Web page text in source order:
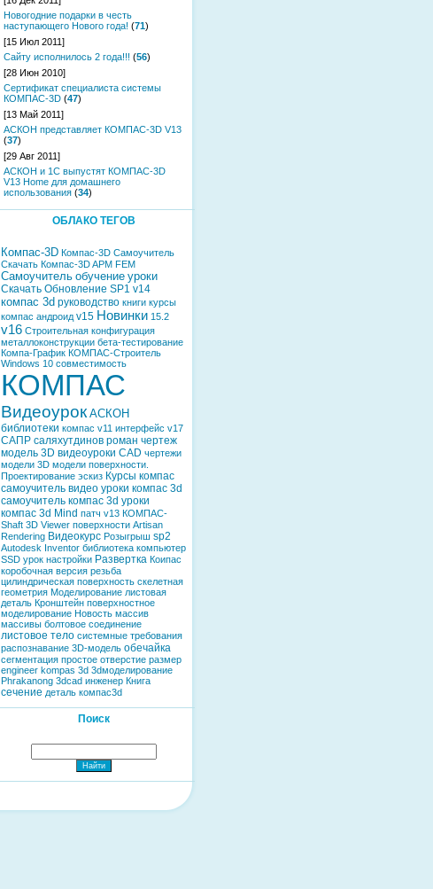
Новогодние подарки в честь
наступающего Нового года! (71)
[15 Июл 2011]
Сайту исполнилось 2 года!!! (56)
[28 Июн 2010]
Cертификат специалиста системы
КОМПАС-3D (47)
[13 Май 2011]
АСКОН представляет КОМПАС-3D V13
(37)
[29 Авг 2011]
АСКОН и 1С выпустят КОМПАС-3D
V13 Home для домашнего
использования (34)
ОБЛАКО ТЕГОВ
Компас-3D Компас-3D Самоучитель
Скачать Компас-3DAPM FEM
Самоучитель обучение уроки
Скачать Обновление SP1 v14
компас 3d руководство книги курсы
компас андроид v15 Новинки 15.2
v16 Строительная конфигурация
металлоконструкции бета-тестирование
Компа-График КОМПАС-Строитель
Windows 10 совместимость
КОМПАС
Видеоурок АСКОН
библиотеки компас v11 интерфейс v17
САПР саляхутдинов роман чертеж
модель 3D видеоуроки CAD чертежи
модели 3D модели поверхности.
Проектирование эскиз Курсы компас
самоучитель видео уроки компас 3d
самоучитель компас 3d уроки
компас 3d Mind патч v13 КОМПАС-
Shaft 3D Viewer поверхности Artisan
Rendering Видеокурс Розыгрыш sp2
Autodesk Inventor библиотека компьютер
SSD урок настройки Развертка Коипас
коробочная версия резьба
цилиндрическая поверхность скелетная
геометрия Моделирование листовая
деталь Кронштейн поверхностное
моделирование Новость массив
массивы болтовое соединение
листовое тело системные требования
распознавание 3D-модель обечайка
сегментация простое отверстие размер
engineer kompas 3d 3dмоделирование
Phrakanong 3dcad инженер Книга
сечение деталь компас3d
Поиск